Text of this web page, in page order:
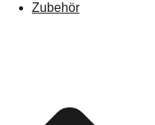
Zubehör